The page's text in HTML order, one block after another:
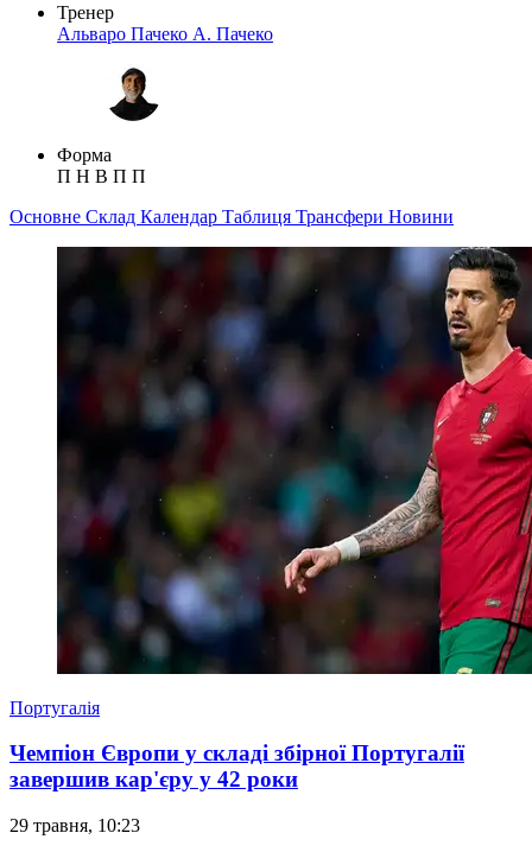
Тренер
Альваро Пачеко А. Пачеко
Форма
П Н В П П
Основне Склад Календар Таблиця Трансфери Новини
Португалія
Чемпіон Європи у складі збірної Португалії
завершив кар'єру у 42 роки
29 травня, 10:23